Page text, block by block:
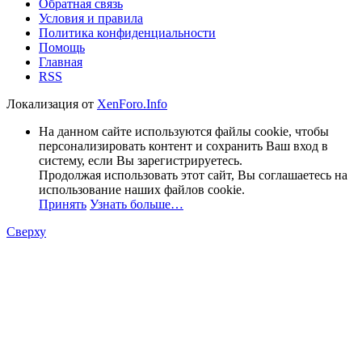
Обратная связь
Условия и правила
Политика конфиденциальности
Помощь
Главная
RSS
Локализация от XenForo.Info
На данном сайте используются файлы cookie, чтобы
персонализировать контент и сохранить Ваш вход в
систему, если Вы зарегистрируетесь.
Продолжая использовать этот сайт, Вы соглашаетесь на
использование наших файлов cookie.
Принять Узнать больше…
Сверху